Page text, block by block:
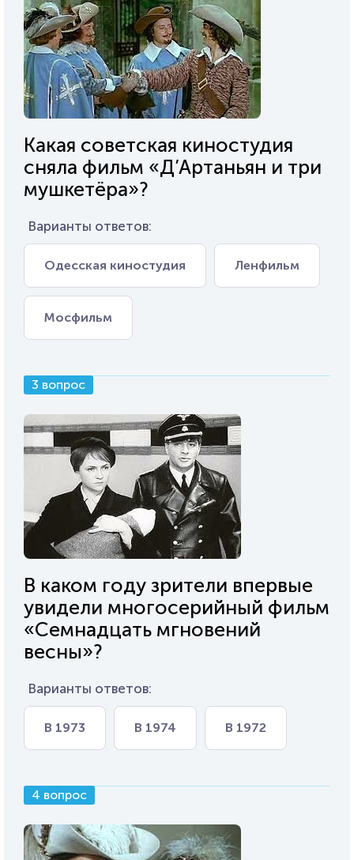
Какая советская киностудия
сняла фильм «Д’Артаньян и три
мушкетёра»?
Варианты ответов:
Одесская киностудия Ленфильм
Мосфильм
3 вопрос
В каком году зрители впервые
увидели многосерийный фильм
«Семнадцать мгновений
весны»?
Варианты ответов:
В 1973 В 1974 В 1972
4 вопрос